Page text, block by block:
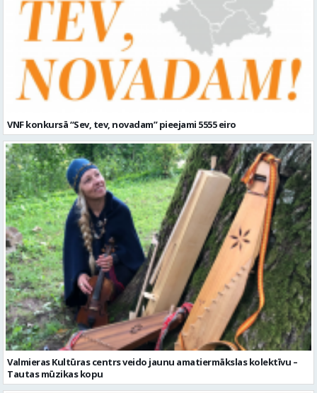
VNF konkursā “Sev, tev, novadam” pieejami 5555 eiro
Valmieras Kultūras centrs veido jaunu amatiermākslas kolektīvu –
Tautas mūzikas kopu